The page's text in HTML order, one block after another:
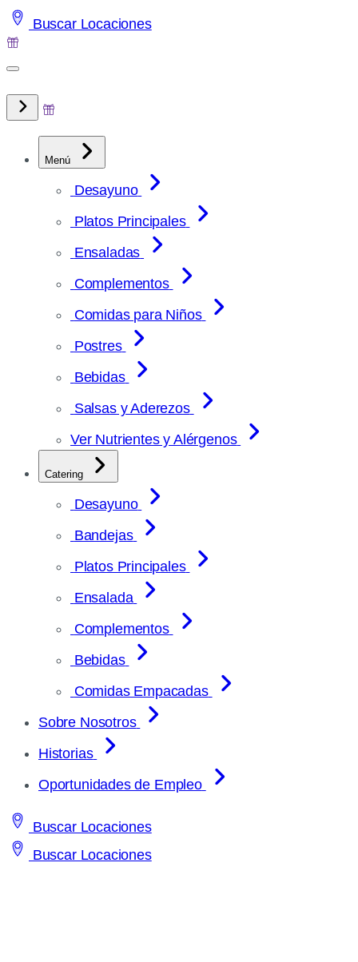
Saltar
al
Buscar Locaciones
Menú
Desayuno
Platos Principales
Ensaladas
Complementos
Comidas para Niños
Postres
Bebidas
Salsas y Aderezos
Ver Nutrientes y Alérgenos
Catering
Desayuno
Bandejas
Platos Principales
Ensalada
Complementos
Bebidas
Comidas Empacadas
Sobre Nosotros
Historias
Oportunidades de Empleo
Buscar Locaciones
Buscar Locaciones